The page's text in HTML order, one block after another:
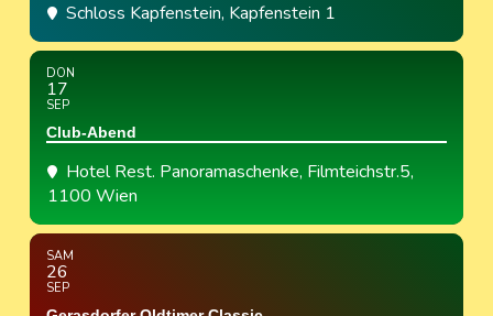
Schloss Kapfenstein, Kapfenstein 1
DON
17
SEP
Club-Abend
Hotel Rest. Panoramaschenke, Filmteichstr.5,
1100 Wien
SAM
26
SEP